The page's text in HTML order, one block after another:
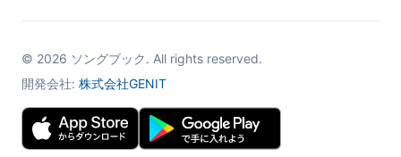
© 2026 ソングブック. All rights reserved.
開発会社: 株式会社GENIT